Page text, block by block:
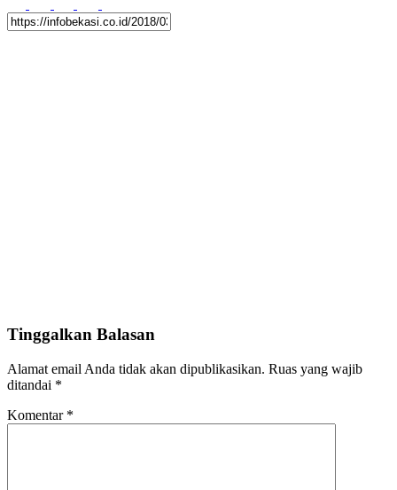
Tinggalkan Balasan
Alamat email Anda tidak akan dipublikasikan. Ruas yang wajib
ditandai *
Komentar *